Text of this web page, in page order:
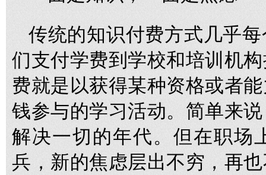
传统的知识付费方式几乎
们支付学费到学校和培训机
费就是以获得某种资格或者
钱参与的学习活动。简单来
解决一切的年代。但在职场
兵，新的焦虑层出不穷，再